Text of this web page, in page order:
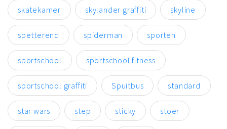
skatekamer skylander graffiti skyline
spetterend spiderman sporten
sportschool sportschool fitness
sportschool graffiti Spuitbus standard
star wars step sticky stoer